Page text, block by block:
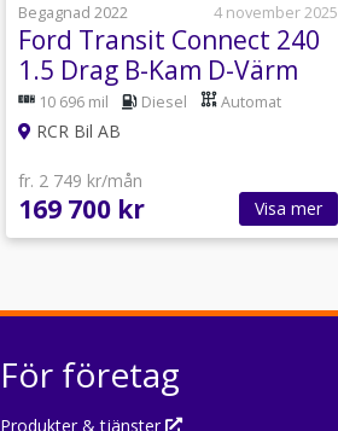
Begagnad 2022
4 november 2025
Ford Transit Connect 240
1.5 Drag B-Kam D-Värm
moms 100hk
10 696 mil Diesel Automat
RCR Bil AB
fr. 2 749 kr/mån
169 700 kr Visa mer
För företag
Produkter & tjänster